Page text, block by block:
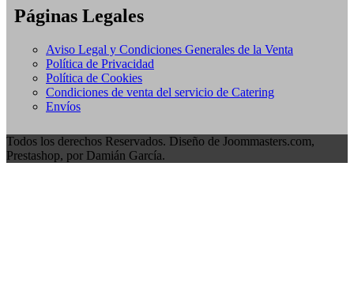
Páginas Legales
Aviso Legal y Condiciones Generales de la Venta
Política de Privacidad
Política de Cookies
Condiciones de venta del servicio de Catering
Envíos
Todos los derechos Reservados. Diseño de Joommasters.com,
Prestashop, por Damián García.